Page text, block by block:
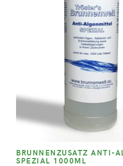
BRUNNENZUSATZ ANTI-
SPEZIAL 1000ML